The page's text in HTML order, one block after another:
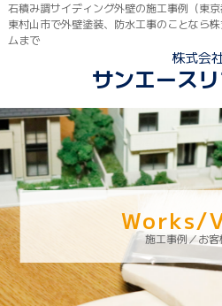
石積み調サイディング外壁の施工事例（東
東村山市で外壁塗装、防水工事のことなら
ムまで
株式会
サンエース
初めての方へ
ご依頼の流れ
Works/
施工事例／お